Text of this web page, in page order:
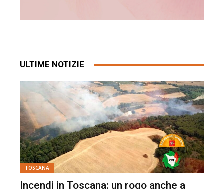
ULTIME NOTIZIE
TOSCANA
Incendi in Toscana: un rogo anche a